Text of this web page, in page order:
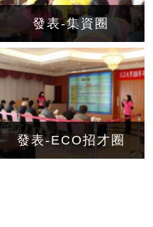
發表-集資圈
發表-ECO招才圈